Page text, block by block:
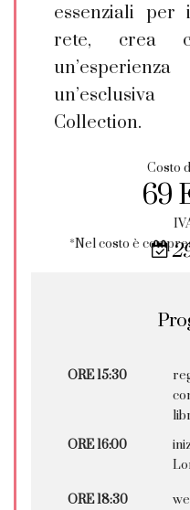
essenziali per
rete, crea
Collection.
Costo
69
*Nel costo è
ORE 15:30
ORE 16:00
ORE 18:30